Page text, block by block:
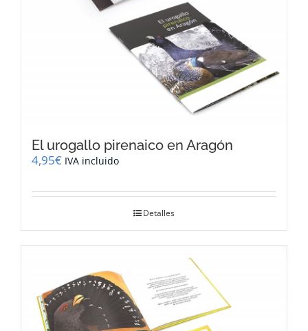
El urogallo pirenaico en Aragón
4,95€ IVA incluido
Detalles